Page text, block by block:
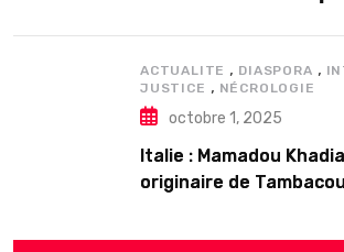
ACTUALITE , DIASPORA ,
JUSTICE , NÉCROLOGIE
octobre 1, 2025
Italie : Mamadou
originaire de
arrestation